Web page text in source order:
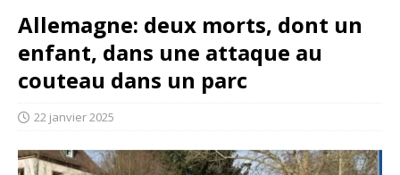
Allemagne: deux morts, dont un
enfant, dans une attaque au
couteau dans un parc
22 janvier 2025